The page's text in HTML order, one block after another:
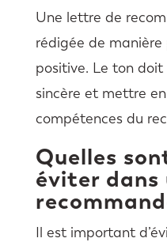
Une lettre de
rédigée de
positive. Le ton
sincère et mettre
compétences du
Quelles
éviter
Il est important